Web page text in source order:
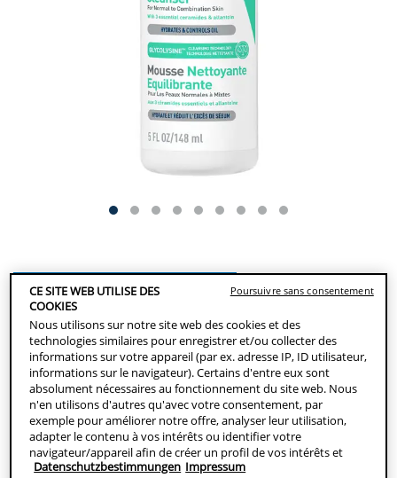
Pour peaux normales à mixtes
La Mousse nettoyante matifiante pour le visage intégre la
technologie Glycolysine pour éliminer en douceur les
impuretés. Formule non comédogène enrichie en céramides et
COMMANDER MAINTENANT
TROUVER EN MAGASIN
CE SITE WEB UTILISE DES
COOKIES
Nous utilisons sur notre site web des cookies et des
technologies similaires pour enregistrer et/ou collecter des
informations sur votre appareil (par ex. adresse IP, ID utilisateur,
informations sur le navigateur). Certains d'entre eux sont
absolument nécessaires au fonctionnement du site web. Nous
n'en utilisons d'autres qu'avec votre consentement, par
exemple pour améliorer notre offre, analyser leur utilisation,
adapter le contenu à vos intérêts ou identifier votre
navigateur/appareil afin de créer un profil de vos intérêts et
vous montrer des publicités pertinentes sur d'autres offres en
Datenschutzbestimmungen Impressum
Poursuivre sans consentement